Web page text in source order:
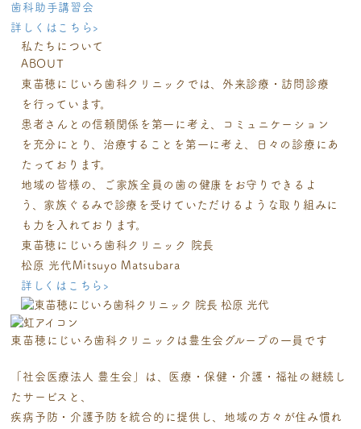
歯科助手講習会
詳しくはこちら ›
私たちについて
ABOUT
東苗穂にじいろ歯科クリニックでは、外来診療・訪問診療
を行っています。
患者さんとの信頼関係を第一に考え、コミュニケーション
を充分にとり、治療することを第一に考え、日々の診療にあ
たっております。
地域の皆様の、ご家族全員の歯の健康をお守りできるよ
う、家族ぐるみで診療を受けていただけるような取り組みに
も力を入れております。
東苗穂にじいろ歯科クリニック 院長
松原 光代 Mitsuyo Matsubara
詳しくはこちら ›
東苗穂にじいろ歯科クリニックは 豊生会グループの一員です
「社会医療法人 豊生会」は、医療・保健・介護・福祉の継続し
たサービスと、
疾病予防・介護予防を統合的に提供し、地域の方々が住み慣れ